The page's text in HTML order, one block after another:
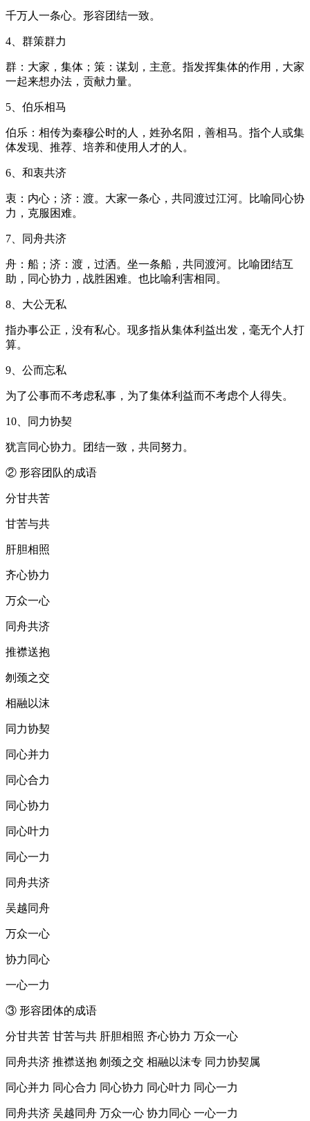
千万人一条心。形容团结一致。
4、群策群力
群：大家，集体；策：谋划，主意。指发挥集体的作用，大家
一起来想办法，贡献力量。
5、伯乐相马
伯乐：相传为秦穆公时的人，姓孙名阳，善相马。指个人或集
体发现、推荐、培养和使用人才的人。
6、和衷共济
衷：内心；济：渡。大家一条心，共同渡过江河。比喻同心协
力，克服困难。
7、同舟共济
舟：船；济：渡，过洒。坐一条船，共同渡河。比喻团结互
助，同心协力，战胜困难。也比喻利害相同。
8、大公无私
指办事公正，没有私心。现多指从集体利益出发，毫无个人打
算。
9、公而忘私
为了公事而不考虑私事，为了集体利益而不考虑个人得失。
10、同力协契
犹言同心协力。团结一致，共同努力。
② 形容团队的成语
分甘共苦
甘苦与共
肝胆相照
齐心协力
万众一心
同舟共济
推襟送抱
刎颈之交
相融以沫
同力协契
同心并力
同心合力
同心协力
同心叶力
同心一力
同舟共济
吴越同舟
万众一心
协力同心
一心一力
③ 形容团体的成语
分甘共苦 甘苦与共 肝胆相照 齐心协力 万众一心
同舟共济 推襟送抱 刎颈之交 相融以沫专 同力协契属
同心并力 同心合力 同心协力 同心叶力 同心一力
同舟共济 吴越同舟 万众一心 协力同心 一心一力